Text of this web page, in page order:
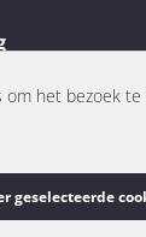
bezoek)
het bezoek
geselecteerde